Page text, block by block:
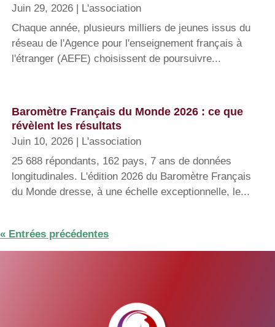
Juin 29, 2026
L'association
Chaque année, plusieurs milliers de jeunes issus du
réseau de l'Agence pour l'enseignement français à
l'étranger (AEFE) choisissent de poursuivre...
Baromètre Français du Monde 2026 : ce que
révèlent les résultats
Juin 10, 2026
L'association
25 688 répondants, 162 pays, 7 ans de données
longitudinales. L'édition 2026 du Baromètre Français
du Monde dresse, à une échelle exceptionnelle, le...
« Entrées précédentes